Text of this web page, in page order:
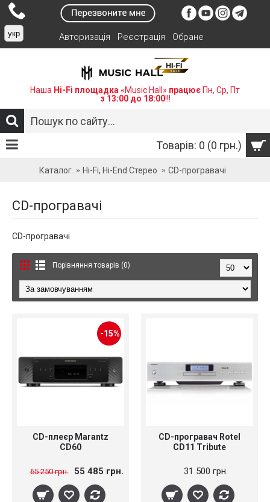
Авторизація Реєстрація Обране
укр
Наша Hi-Fi площадка «Music Hall» працює Пн, Ср, Пт
з 13:00 до 18:00!!!
Товарів: 0 (0 грн.)
Каталог Hi-Fi, Hi-End Стерео CD-програвачі
CD-програвачі
CD-програвачі
Порівняння товарів (0)
-15%
CD-плеєр Marantz
CD60
65 250 грн. 55 485 грн.
CD-програвач Rotel
CD11 Tribute
31 500 грн.